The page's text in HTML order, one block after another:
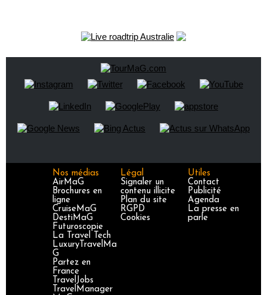
Nos médias
AirMaG
Brochures en
ligne
CruiseMaG
DestiMaG
Futuroscopie
La Travel Tech
LuxuryTravelMa
G
Partez en
France
TravelJobs
TravelManager
Légal
Signaler un
contenu illicite
Plan du site
RGPD
Cookies
Utiles
Contact
Publicité
Agenda
La presse en
parle